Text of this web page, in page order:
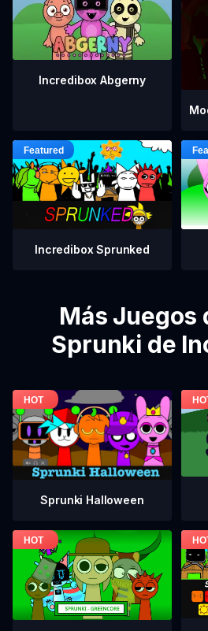
Incredibox Abgerny
Incredibox Sprunked
Más Juegos
Sprunki de
Sprunki Halloween